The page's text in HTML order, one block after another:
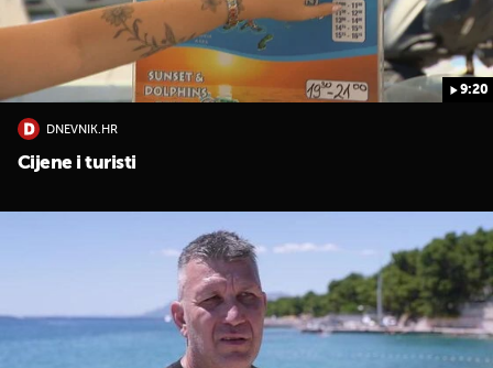
9:20
DNEVNIK.HR
Cijene i turisti